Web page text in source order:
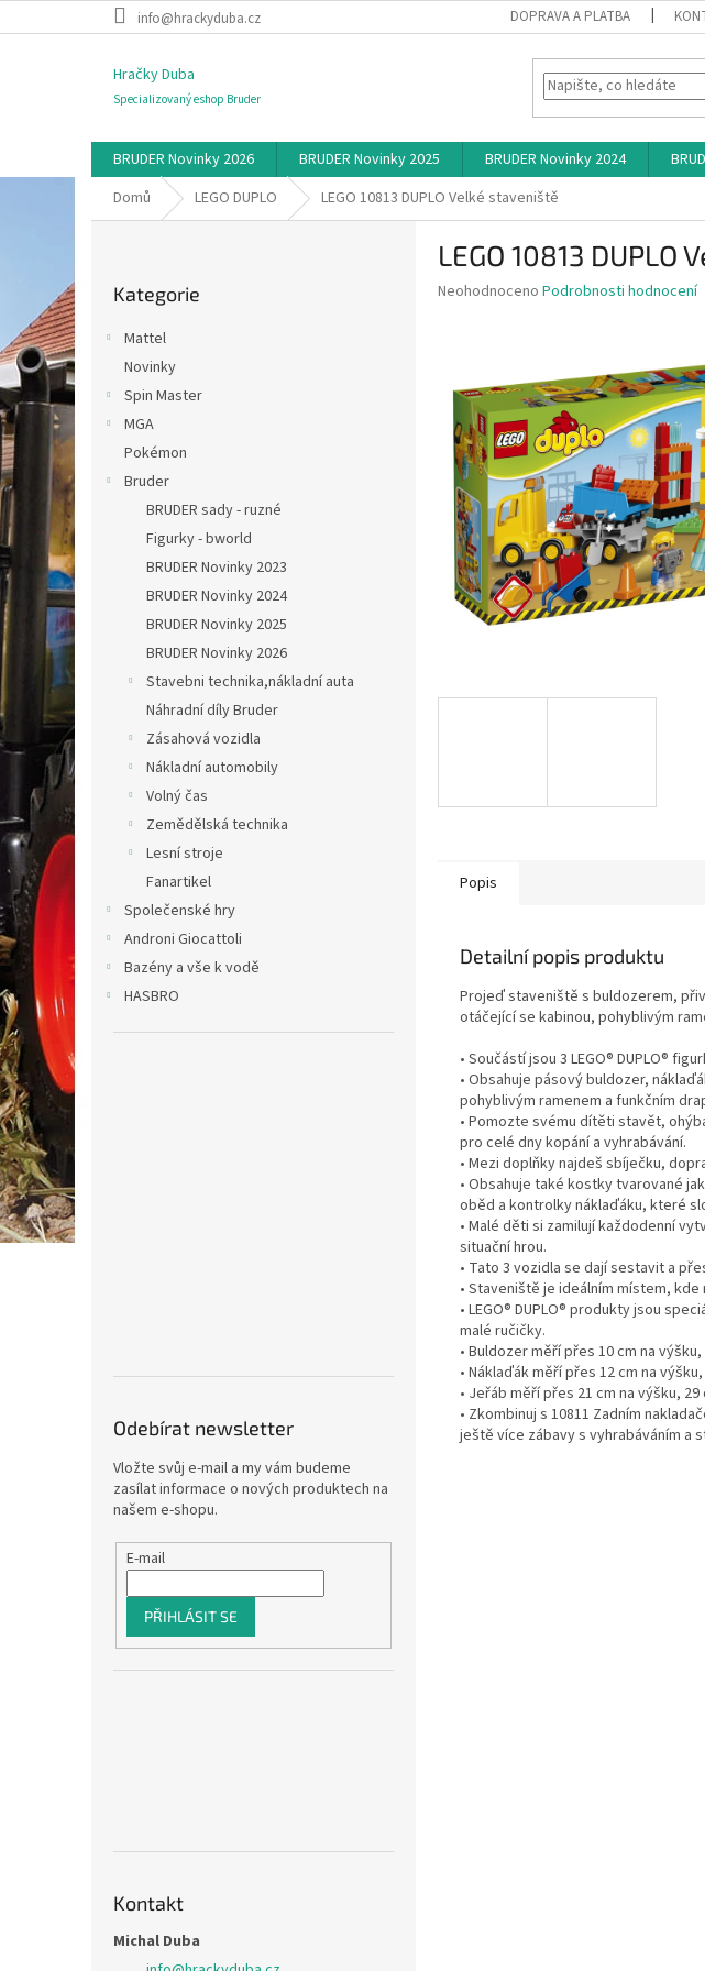
na
info@hrackyduba.cz DOPRAVA A PLATBA
Hračky Duba
Specializovaný eshop Bruder
BRUDER Novinky 2026 BRUDER Novinky 2025 BRUDER Novinky 2024
Domů
LEGO DUPLO LEGO 10813 DUPLO Velké staveniště
kategorie
Kategorie
Mattel
Novinky
Spin Master
MGA
Pokémon
Bruder
BRUDER sady - ruzné
Figurky - bworld
BRUDER Novinky 2023
BRUDER Novinky 2024
BRUDER Novinky 2025
BRUDER Novinky 2026
Stavebni technika,nákladní auta
Náhradní díly Bruder
Zásahová vozidla
Nákladní automobily
Volný čas
Zemědělská technika
Lesní stroje
Fanartikel
Společenské hry
Androni Giocattoli
Bazény a vše k vodě
HASBRO
Odebírat newsletter
Vložte svůj e-mail a my vám budeme
zasílat informace o nových produktech na
našem e-shopu.
E-mail
PŘIHLÁSIT SE
Kontakt
Michal Duba
LEGO 10813 DUPLO
Průměrné
hvězdiček.
Neohodnoceno Podrobnosti hodnocení
Popis
Detailní popis produktu
Projeď staveniště s buldozerem,
otáčející se kabinou, pohyblivým
• Součástí jsou 3 LEGO® DUPLO®
• Obsahuje pásový buldozer,
pohyblivým ramenem a funkčním
• Pomozte svému dítěti stavět,
pro celé dny kopání a vyhrabávání.
• Mezi doplňky najdeš sbíječku,
• Obsahuje také kostky tvarované
oběd a kontrolky náklaďáku, které
• Malé děti si zamilují každodenní
situační hrou.
• Tato 3 vozidla se dají sestavit a
• Staveniště je ideálním místem,
• LEGO® DUPLO® produkty jsou
malé ručičky.
• Buldozer měří přes 10 cm na
• Náklaďák měří přes 12 cm na
• Jeřáb měří přes 21 cm na výšku,
• Zkombinuj s 10811 Zadním
ještě více zábavy s vyhrabáváním a